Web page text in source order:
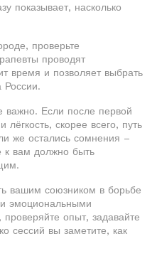
показывает, насколько
проверьте
проводят
время и позволяет выбрать
России.
Если после первой
лёгкость, скорее всего, путь
же остались сомнения –
к вам должно быть
вашим союзником в борьбе
эмоциональными
опыт, задавайте
сессий вы заметите, как